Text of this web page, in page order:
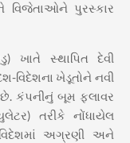
વિજેતાઓને પુરસ્કાર
ખાતે સ્થાપિત દેવી
વિદેશના ખેડૂતોને નવી
કંપનીનું બૂમ ફ્લાવર
તરીકે નોંધાયેલ
અગ્રણી અને